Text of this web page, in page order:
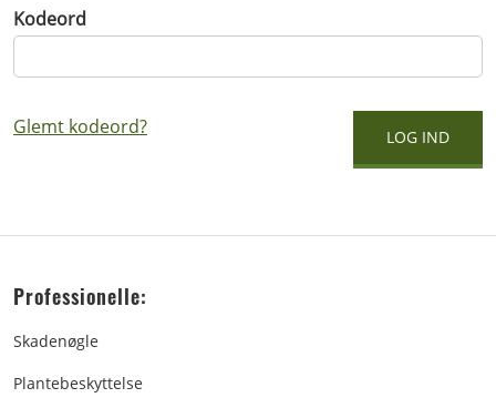
Kodeord
Glemt kodeord?
Professionelle:
Skadenøgle
Plantebeskyttelse